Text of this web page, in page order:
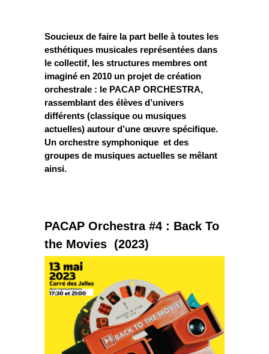
Soucieux de faire la part belle à toutes les
esthétiques musicales représentées dans
le collectif, les structures membres ont
imaginé en 2010 un projet de création
orchestrale : le PACAP ORCHESTRA,
rassemblant des élèves d’univers
différents (classique ou musiques
actuelles) autour d’une œuvre spécifique.
Un orchestre symphonique et des
groupes de musiques actuelles se mêlant
ainsi.
PACAP Orchestra #4 : Back To
the Movies (2023)